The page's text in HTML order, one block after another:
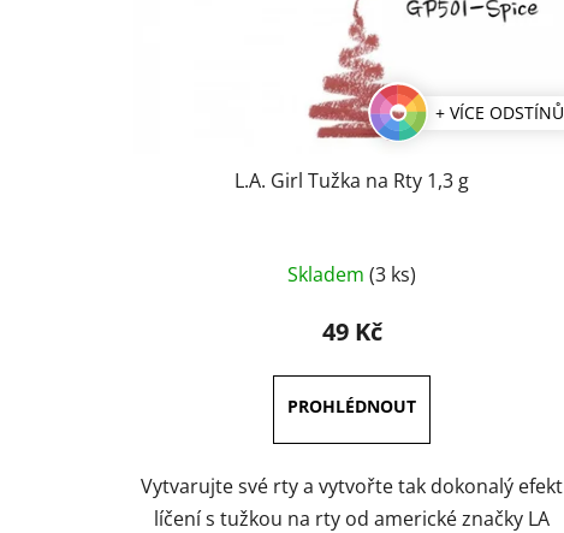
+ VÍCE ODSTÍNŮ
L.A. Girl Tužka na Rty 1,3 g
hodnocení
produktu
5,0
z
5
hvězdiček.
Skladem(3 ks)
49 Kč
Vytvarujte své rty a vytvořte tak dokonalý efekt
líčení s tužkou na rty od americké značky LA